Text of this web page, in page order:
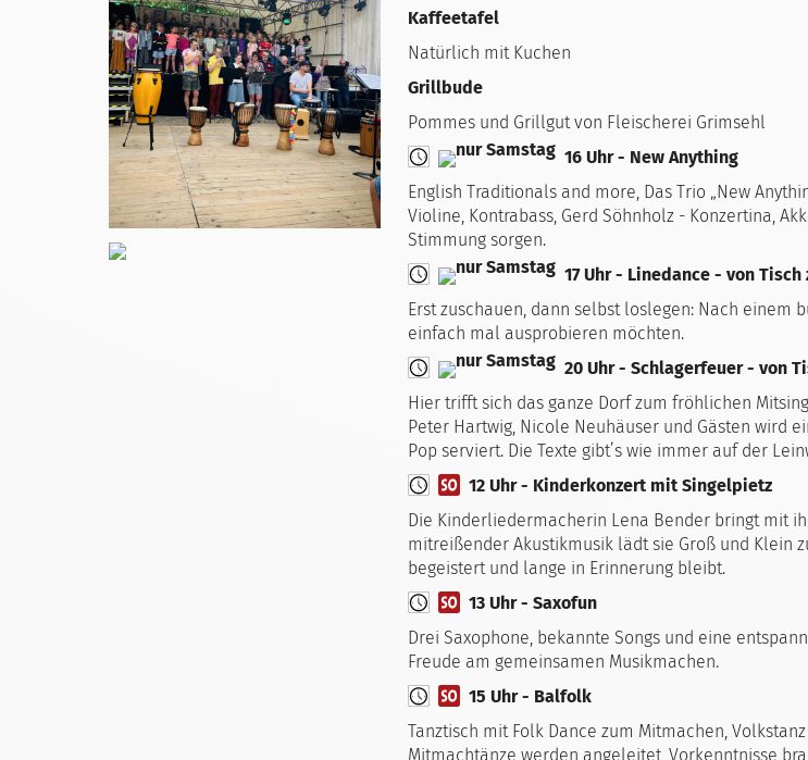
Kaffeetafel
Natürlich mit Kuchen
Grillbude
Pommes und Grillgut von Fleischerei Grimsehl
16 Uhr - New Anything
English Traditionals and more, Das Trio „New
Violine, Kontrabass, Gerd Söhnholz - Konzertina,
Stimmung sorgen.
17 Uhr - Linedance - von
Erst zuschauen, dann selbst loslegen: Nach
einfach mal ausprobieren möchten.
20 Uhr - Schlagerfeuer - von
Hier trifft sich das ganze Dorf zum fröhlichen
Peter Hartwig, Nicole Neuhäuser und Gästen wird
Pop serviert. Die Texte gibt’s wie immer auf der
12 Uhr - Kinderkonzert mit Singelpietz
Die Kinderliedermacherin Lena Bender bringt mit
mitreißender Akustikmusik lädt sie Groß und Klein
begeistert und lange in Erinnerung bleibt.
13 Uhr - Saxofun
Drei Saxophone, bekannte Songs und eine
Freude am gemeinsamen Musikmachen.
15 Uhr - Balfolk
Tanztisch mit Folk Dance zum Mitmachen,
Mitmachtänze werden angeleitet, Vorkenntnisse